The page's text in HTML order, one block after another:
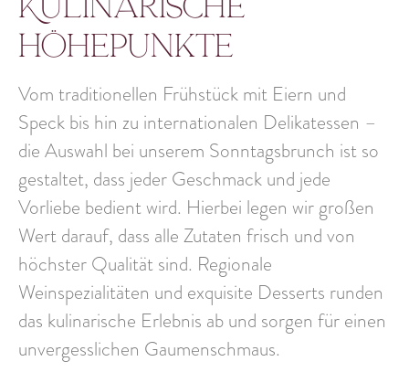
Höhepunkte
Vom traditionellen Frühstück mit Eiern und
Speck bis hin zu internationalen Delikatessen –
die Auswahl bei unserem Sonntagsbrunch ist so
gestaltet, dass jeder Geschmack und jede
Vorliebe bedient wird. Hierbei legen wir großen
Wert darauf, dass alle Zutaten frisch und von
höchster Qualität sind. Regionale
Weinspezialitäten und exquisite Desserts runden
das kulinarische Erlebnis ab und sorgen für einen
unvergesslichen Gaumenschmaus.